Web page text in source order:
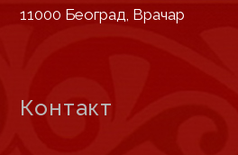
11000 Београд, Врачар
Контакт